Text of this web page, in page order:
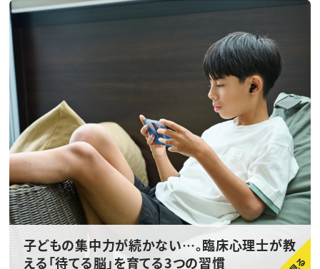
子どもの集中力が続かない…。臨床心理士が教
える「待てる脳」を育てる3つの習慣